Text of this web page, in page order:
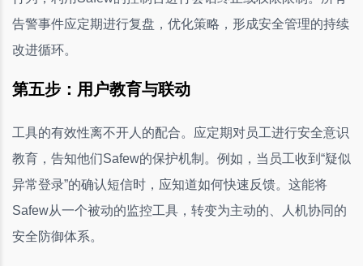
告警事件应定期进行复盘，优化策略，形成安全管理的持续
改进循环。
第五步：用户教育与联动
工具的有效性离不开人的配合。应定期对员工进行安全意识
教育，告知他们Safew的保护机制。例如，当员工收到“疑似
异常登录”的确认短信时，应知道如何快速反馈。这能将
Safew从一个被动的监控工具，转变为主动的、人机协同的
安全防御体系。